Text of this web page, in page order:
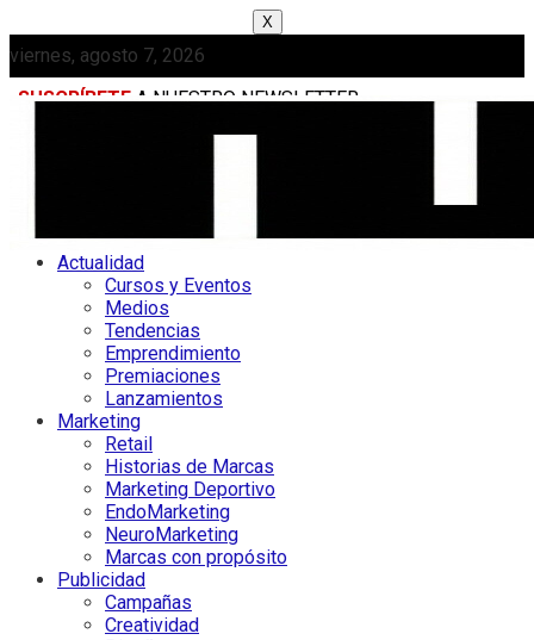
X
viernes, agosto 7, 2026
SUSCRÍBETE A NUESTRO NEWSLETTER
Actualidad
Cursos y Eventos
Medios
Tendencias
Emprendimiento
Premiaciones
Lanzamientos
Marketing
Retail
Historias de Marcas
Marketing Deportivo
EndoMarketing
NeuroMarketing
Marcas con propósito
Publicidad
Campañas
Creatividad